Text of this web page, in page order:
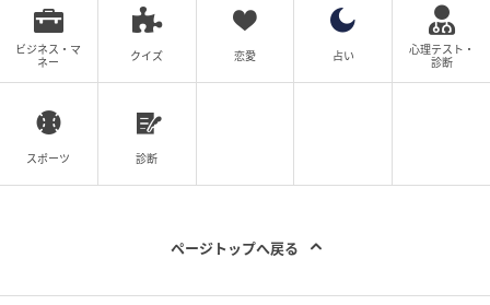
ビジネス・マ
ネー
クイズ 恋愛 占い
心理テスト・
診断
スポーツ 診断
ページトップへ戻る